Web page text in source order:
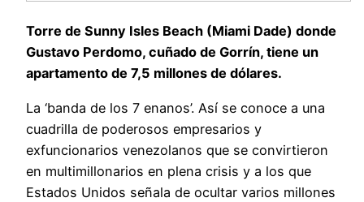
Torre de Sunny Isles Beach (Miami Dade) donde
Gustavo Perdomo, cuñado de Gorrín, tiene un
apartamento de 7,5 millones de dólares.
La ‘banda de los 7 enanos’. Así se conoce a una
cuadrilla de poderosos empresarios y
exfuncionarios venezolanos que se convirtieron
en multimillonarios en plena crisis y a los que
Estados Unidos señala de ocultar varios millones